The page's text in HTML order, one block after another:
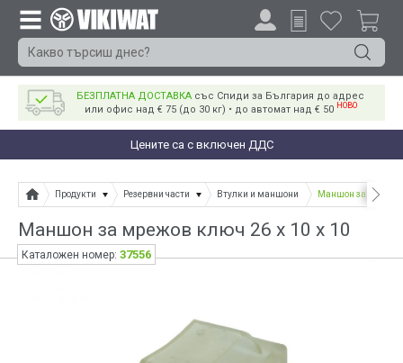
БЕЗПЛАТНА ДОСТАВКА със Спиди за България до адрес
или офис над € 75 (до 30 кг) • до автомат над € 50 НОВО
Цените са с включен ДДС
Продукти Резервни части Втулки и маншони Маншон за мрежов
Маншон за мрежов ключ 26 x 10 x 10
Каталожен номер: 37556